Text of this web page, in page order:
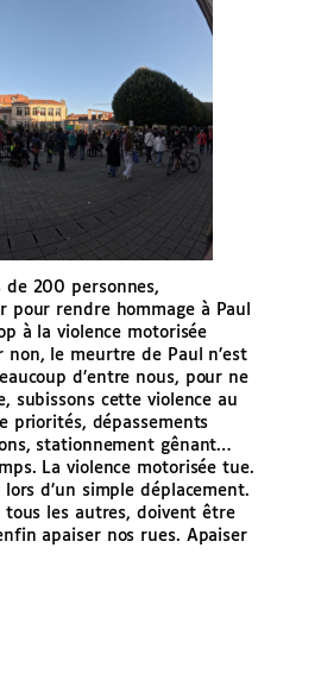
de 200 personnes,
pour rendre hommage à Paul
à la violence motorisée
non, le meurtre de Paul n’est
d’entre nous, pour ne
subissons cette violence au
priorités, dépassements
stationnement gênant…
La violence motorisée tue.
d’un simple déplacement.
tous les autres, doivent être
apaiser nos rues. Apaiser